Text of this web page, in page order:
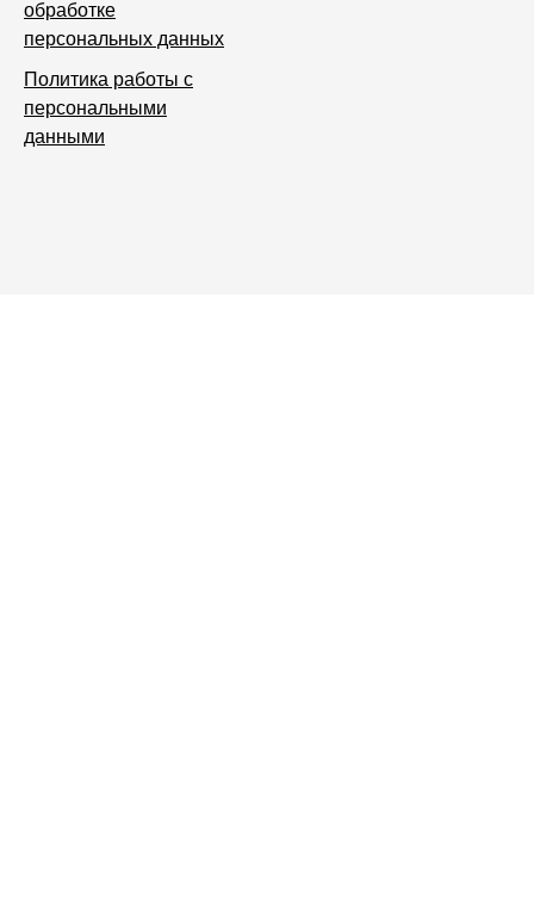
обработке
персональных данных
Политика работы с
персональными
данными